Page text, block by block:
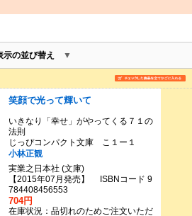
示の並び替え
笑顔で光って輝いて
いきなり「幸せ」がやってくる７１の
法則
じっぴコンパクト文庫 こ１ー１
小林正観
実業之日本社 (文庫)
【2015年07月発売】 ISBNコード 9
784408456553
704円
在庫状況：品切れのためご注文いただ